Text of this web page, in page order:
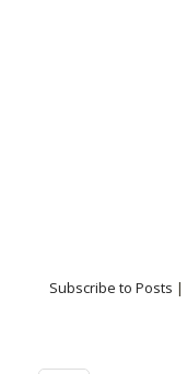
Subscribe to Posts |